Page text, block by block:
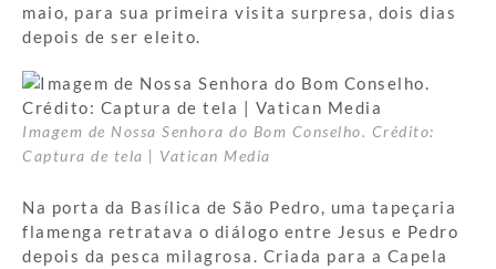
maio, para sua primeira visita surpresa, dois dias
depois de ser eleito.
Imagem de Nossa Senhora do Bom Conselho. Crédito:
Captura de tela | Vatican Media
Na porta da Basílica de São Pedro, uma tapeçaria
flamenga retratava o diálogo entre Jesus e Pedro
depois da pesca milagrosa. Criada para a Capela